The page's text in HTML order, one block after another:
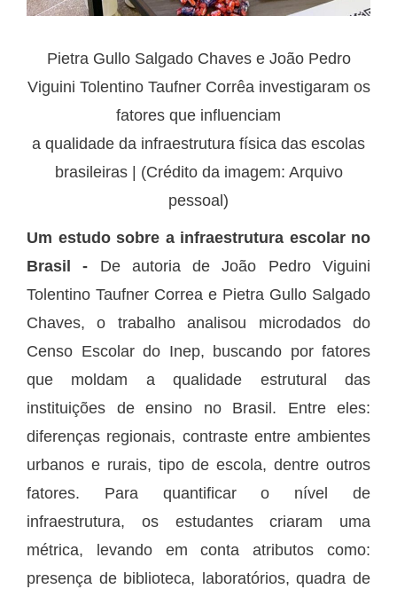
Pietra Gullo Salgado Chaves e João Pedro
Viguini Tolentino Taufner Corrêa investigaram os
fatores que influenciam
a qualidade da infraestrutura física das escolas
brasileiras | (Crédito da imagem: Arquivo
pessoal)
Um estudo sobre a infraestrutura escolar no
Brasil - De autoria de João Pedro Viguini
Tolentino Taufner Correa e Pietra Gullo Salgado
Chaves, o trabalho analisou microdados do
Censo Escolar do Inep, buscando por fatores
que moldam a qualidade estrutural das
instituições de ensino no Brasil. Entre eles:
diferenças regionais, contraste entre ambientes
urbanos e rurais, tipo de escola, dentre outros
fatores. Para quantificar o nível de
infraestrutura, os estudantes criaram uma
métrica, levando em conta atributos como:
presença de biblioteca, laboratórios, quadra de